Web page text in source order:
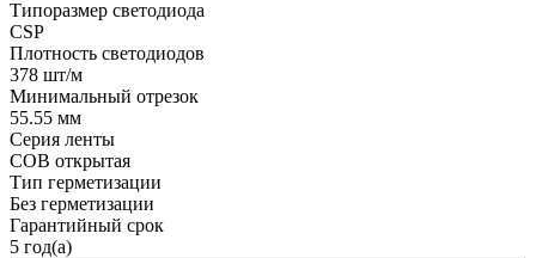
Типоразмер светодиода
CSP
Плотность светодиодов
378 шт/м
Минимальный отрезок
55.55 мм
Серия ленты
COB открытая
Тип герметизации
Без герметизации
Гарантийный срок
5 год(а)